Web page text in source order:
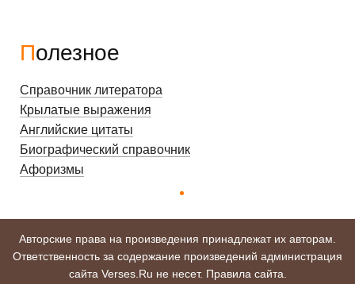
Полезное
Справочник литератора
Крылатые выражения
Английские цитаты
Биографический справочник
Афоризмы
Авторские права на произведения принадлежат их авторам.
Ответственность за содержание произведений администрация
сайта Verses.Ru не несет. Правила сайта